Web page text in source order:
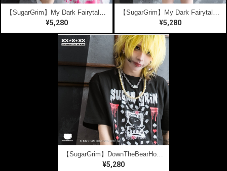
¥5,280 ¥5,280
【SugarGrim】DownTheBearHole ｜ キュート,ファンシーTシャツ / ゴシック / 熊ベア
¥5,280